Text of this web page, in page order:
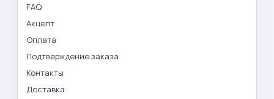
FAQ
Акцепт
Оплата
Подтверждение заказа
Контакты
Доставка